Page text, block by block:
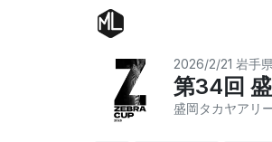
2026/2/21 岩手県
第34回
盛岡タカヤアリ